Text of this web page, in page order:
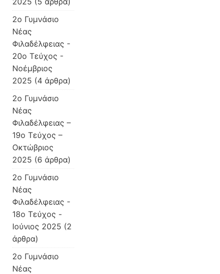
2o Γυμνάσιο
Νέας
Φιλαδέλφειας -
20ο Τεύχος -
Νοέμβριος
2025 (4 άρθρα)
2o Γυμνάσιο
Νέας
Φιλαδέλφειας –
19o Τεύχος –
Οκτώβριος
2025 (6 άρθρα)
2o Γυμνάσιο
Νέας
Φιλαδέλφειας -
18ο Τεύχος -
Ιούνιος 2025 (2
άρθρα)
2o Γυμνάσιο
Νέας